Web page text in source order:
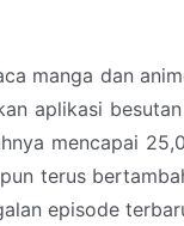
manga dan
aplikasi
mencapai
terus
episode